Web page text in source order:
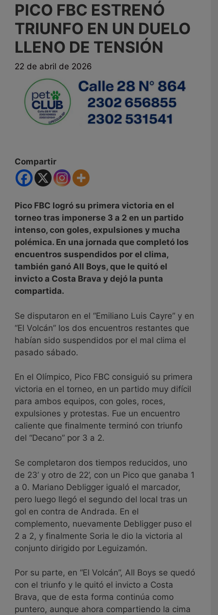
PICO FBC ESTRENÓ
TRIUNFO EN UN DUELO
LLENO DE TENSIÓN
22 de abril de 2026
Compartir
Pico FBC logró su primera victoria en el
torneo tras imponerse 3 a 2 en un partido
intenso, con goles, expulsiones y mucha
polémica. En una jornada que completó los
encuentros suspendidos por el clima,
también ganó All Boys, que le quitó el
invicto a Costa Brava y dejó la punta
compartida.
Se disputaron en el “Emiliano Luis Cayre” y en
“El Volcán” los dos encuentros restantes que
habían sido suspendidos por el mal clima el
pasado sábado.
En el Olímpico, Pico FBC consiguió su primera
victoria en el torneo, en un partido muy difícil
para ambos equipos, con goles, roces,
expulsiones y protestas. Fue un encuentro
caliente que finalmente terminó con triunfo
del “Decano” por 3 a 2.
Se completaron dos tiempos reducidos, uno
de 23’ y otro de 22’, con un Pico que ganaba 1
a 0. Mariano Debligger igualó el marcador,
pero luego llegó el segundo del local tras un
gol en contra de Andrada. En el
complemento, nuevamente Debligger puso el
2 a 2, y finalmente Soria le dio la victoria al
conjunto dirigido por Leguizamón.
Por su parte, en “El Volcán”, All Boys se quedó
con el triunfo y le quitó el invicto a Costa
Brava, que de esta forma continúa como
puntero, aunque ahora compartiendo la cima